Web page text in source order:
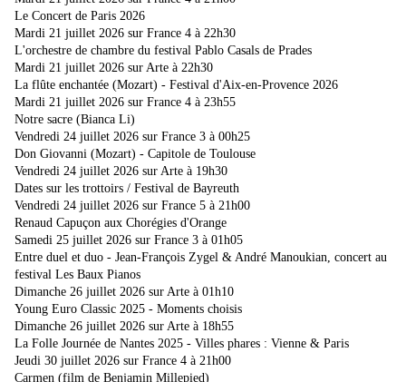
Le Concert de Paris 2026
Mardi 21 juillet 2026 sur France 4 à 22h30
L'orchestre de chambre du festival Pablo Casals de Prades
Mardi 21 juillet 2026 sur Arte à 22h30
La flûte enchantée (Mozart) - Festival d'Aix-en-Provence 2026
Mardi 21 juillet 2026 sur France 4 à 23h55
Notre sacre (Bianca Li)
Vendredi 24 juillet 2026 sur France 3 à 00h25
Don Giovanni (Mozart) - Capitole de Toulouse
Vendredi 24 juillet 2026 sur Arte à 19h30
Dates sur les trottoirs / Festival de Bayreuth
Vendredi 24 juillet 2026 sur France 5 à 21h00
Renaud Capuçon aux Chorégies d'Orange
Samedi 25 juillet 2026 sur France 3 à 01h05
Entre duel et duo - Jean-François Zygel & André Manoukian, concert au
festival Les Baux Pianos
Dimanche 26 juillet 2026 sur Arte à 01h10
Young Euro Classic 2025 - Moments choisis
Dimanche 26 juillet 2026 sur Arte à 18h55
La Folle Journée de Nantes 2025 - Villes phares : Vienne & Paris
Jeudi 30 juillet 2026 sur France 4 à 21h00
Carmen (film de Benjamin Millepied)